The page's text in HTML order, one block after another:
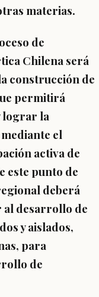
materias.
de
Chilena será
construcción de
permitirá
lograr la
el
activa de
este punto de
deberá
al desarrollo de
y aislados,
para
de